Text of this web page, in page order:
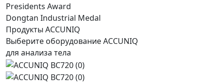
Presidents Award
Dongtan Industrial Medal
Продукты ACCUNIQ
Выберите оборудование ACCUNIQ
для анализа тела